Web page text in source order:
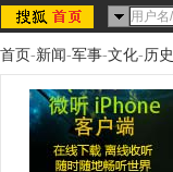
首页-新闻-军事-文化-历史